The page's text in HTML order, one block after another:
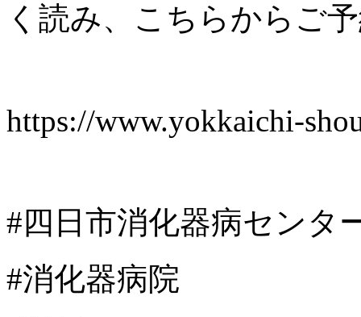
く読み、こちらからご
https://www.yokkaichi-
#四日市消化器病センタ
#消化器病院